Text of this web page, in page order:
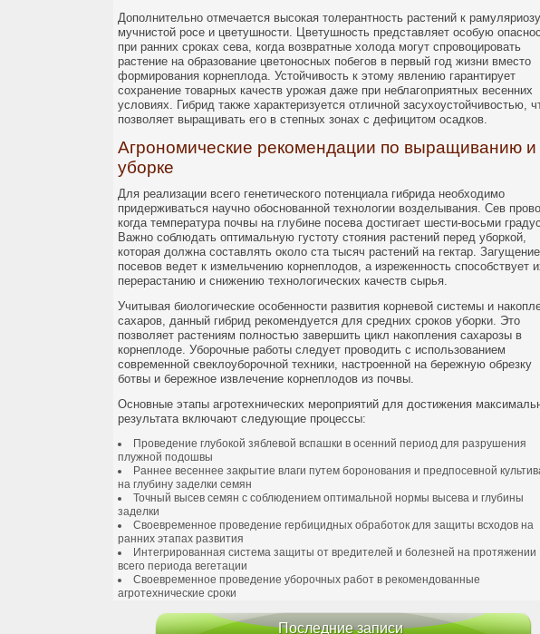
Дополнительно отмечается высокая толерантность растений к
мучнистой росе и цветушности. Цветушность представляет особую
при ранних сроках сева, когда возвратные холода могут спровоцировать
растение на образование цветоносных побегов в первый год жизни вместо
формирования корнеплода. Устойчивость к этому явлению гарантирует
сохранение товарных качеств урожая даже при неблагоприятных весенних
условиях. Гибрид также характеризуется отличной засухоустойчивостью,
позволяет выращивать его в степных зонах с дефицитом осадков.
Агрономические рекомендации по выращиванию и
уборке
Для реализации всего генетического потенциала гибрида необходимо
придерживаться научно обоснованной технологии возделывания. Сев
когда температура почвы на глубине посева достигает шести-восьми
Важно соблюдать оптимальную густоту стояния растений перед уборкой,
которая должна составлять около ста тысяч растений на гектар. Загущение
посевов ведет к измельчению корнеплодов, а изреженность способствует
перерастанию и снижению технологических качеств сырья.
Учитывая биологические особенности развития корневой системы и
сахаров, данный гибрид рекомендуется для средних сроков уборки. Это
позволяет растениям полностью завершить цикл накопления сахарозы в
корнеплоде. Уборочные работы следует проводить с использованием
современной свеклоуборочной техники, настроенной на бережную обрезку
ботвы и бережное извлечение корнеплодов из почвы.
Основные этапы агротехнических мероприятий для достижения
результата включают следующие процессы:
Проведение глубокой зяблевой вспашки в осенний период для разрушения
плужной подошвы
Раннее весеннее закрытие влаги путем боронования и предпосевной
на глубину заделки семян
Точный высев семян с соблюдением оптимальной нормы высева и глубины
заделки
Своевременное проведение гербицидных обработок для защиты всходов на
ранних этапах развития
Интегрированная система защиты от вредителей и болезней на протяжении
всего периода вегетации
Своевременное проведение уборочных работ в рекомендованные
агротехнические сроки
Последние записи